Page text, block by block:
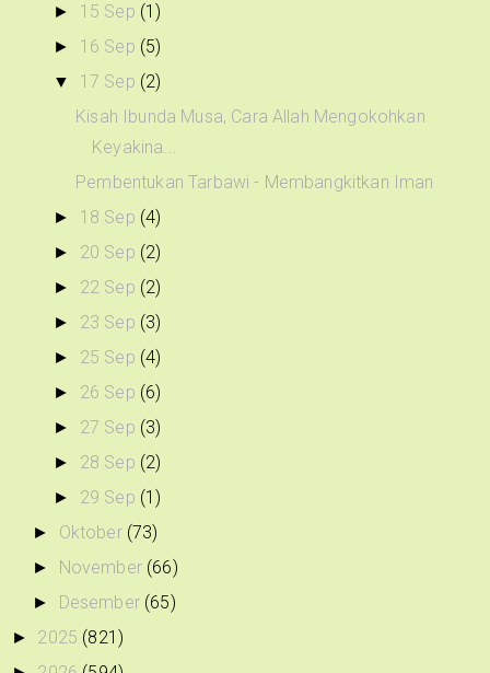
► 15 Sep (1)
► 16 Sep (5)
▼ 17 Sep (2)
Kisah Ibunda Musa, Cara Allah Mengokohkan
Keyakina...
Pembentukan Tarbawi - Membangkitkan Iman
► 18 Sep (4)
► 20 Sep (2)
► 22 Sep (2)
► 23 Sep (3)
► 25 Sep (4)
► 26 Sep (6)
► 27 Sep (3)
► 28 Sep (2)
► 29 Sep (1)
► Oktober (73)
► November (66)
► Desember (65)
► 2025 (821)